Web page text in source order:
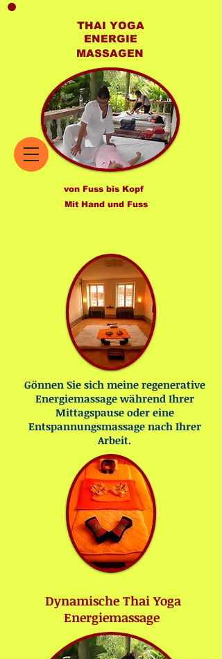
THAI YOGA
ENERGIE
MASSAGEN
von Fuss bis Kopf
Mit Hand und Fuss
Gönnen Sie sich meine regenerative
Energiemassage während Ihrer
Mittagspause oder eine
Entspannungsmassage nach Ihrer
Arbeit.
Dynamische Thai Yoga
Energiemassage